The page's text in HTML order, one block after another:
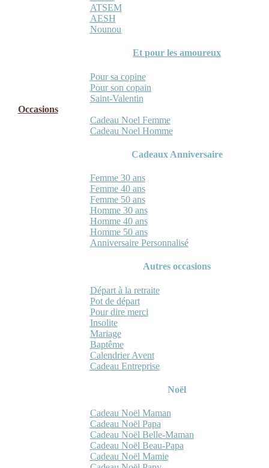
ATSEM
AESH
Nounou
Et pour les amoureux
Pour sa copine
Pour son copain
Saint-Valentin
Occasions
Cadeau Noel Femme
Cadeau Noel Homme
Cadeaux Anniversaire
Femme 30 ans
Femme 40 ans
Femme 50 ans
Homme 30 ans
Homme 40 ans
Homme 50 ans
Anniversaire Personnalisé
Autres occasions
Départ à la retraite
Pot de départ
Pour dire merci
Insolite
Mariage
Baptême
Calendrier Avent
Cadeau Entreprise
Noël
Cadeau Noël Maman
Cadeau Noël Papa
Cadeau Noël Belle-Maman
Cadeau Noël Beau-Papa
Cadeau Noël Mamie